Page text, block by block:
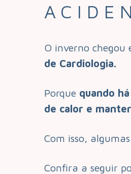
O inverno chegou
de Cardiologia.
Porque quando
de calor e
Com isso,
Confira a seguir